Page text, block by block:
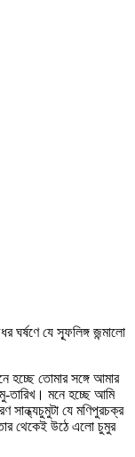
যে স্ফূলিঙ্গ জন্মালো
হচ্ছে তোমার সঙ্গে আমার
তারিখ। মনে হচ্ছে আমি
সান্ধ্যচুমুটা যে মণিপুরচক্র
থেকেই উঠে এলো চুমুর